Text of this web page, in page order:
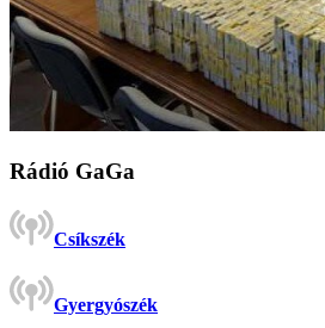
Rádió GaGa
Csíkszék
Gyergyószék